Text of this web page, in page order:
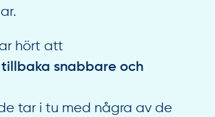
hört att
snabbare och
tar i tu med några av de